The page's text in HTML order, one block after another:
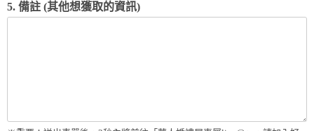
5. 備註 (其他想獲取的資訊)